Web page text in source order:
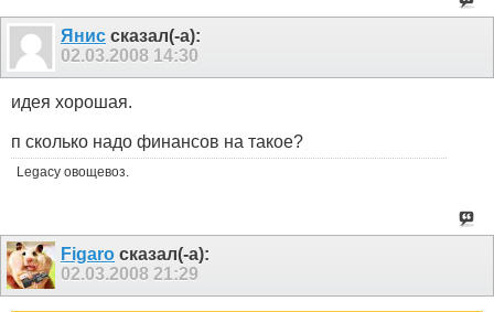
Янис сказал(-а):
02.03.2008 14:30
идея хорошая.
п сколько надо финансов на такое?
Legacy овощевоз.
Figaro сказал(-а):
02.03.2008 21:29